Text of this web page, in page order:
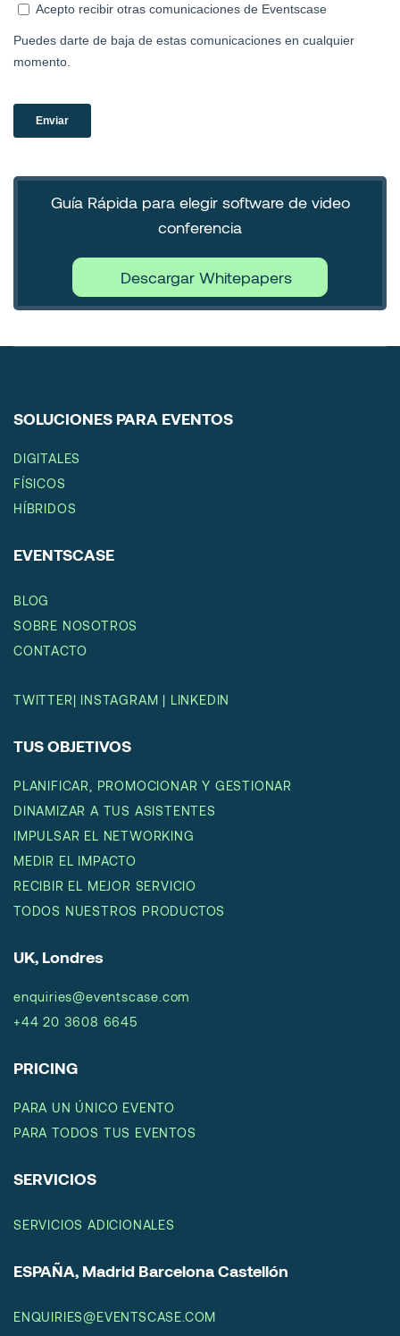
Guía Rápida para elegir software de video
conferencia
Descargar Whitepapers
SOLUCIONES PARA EVENTOS
DIGITALES
FÍSICOS
HÍBRIDOS
EVENTSCASE
BLOG
SOBRE NOSOTROS
CONTACTO
TWITTER| INSTAGRAM | LINKEDIN
TUS OBJETIVOS
PLANIFICAR, PROMOCIONAR Y GESTIONAR
DINAMIZAR A TUS ASISTENTES
IMPULSAR EL NETWORKING
MEDIR EL IMPACTO
RECIBIR EL MEJOR SERVICIO
TODOS NUESTROS PRODUCTOS
UK, Londres
enquiries@eventscase.com
+44 20 3608 6645
PRICING
PARA UN ÚNICO EVENTO
PARA TODOS TUS EVENTOS
SERVICIOS
SERVICIOS ADICIONALES
ESPAÑA, Madrid Barcelona Castellón
ENQUIRIES@EVENTSCASE.COM